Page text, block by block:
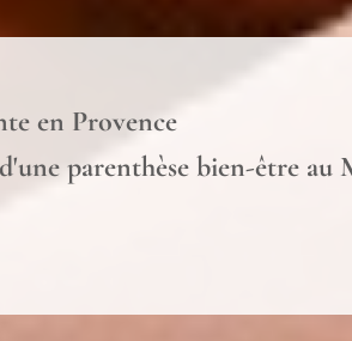
en Provence
parenthèse bien-être